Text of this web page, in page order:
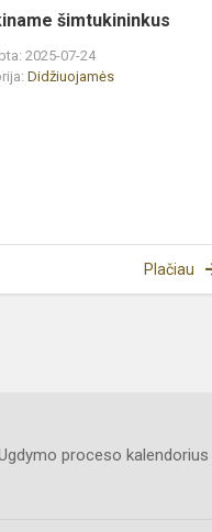
šimtukininkus
2025-07-24
Didžiuojamės
Plačiau
proceso kalendorius